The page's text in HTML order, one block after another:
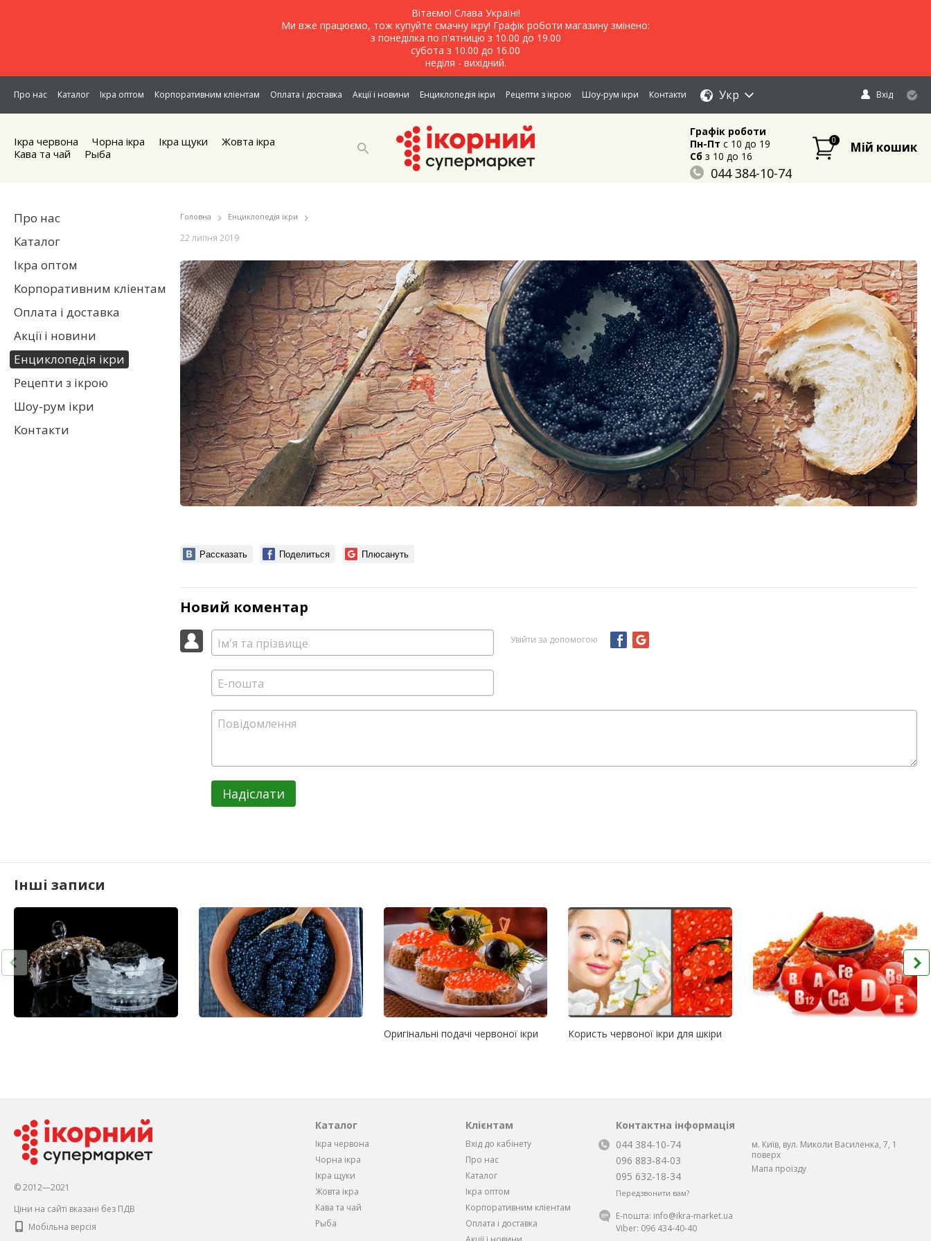
Вітаємо! Слава Україні!
Ми вже працюємо, тож купуйте смачну ікру! Графік роботи магазину змінено:
з понеділка по п'ятницю з 10.00 до 19.00
субота з 10.00 до 16.00
неділя - вихідний.
Про нас Каталог Ікра оптом Корпоративним кліентам Оплата і доставка Акції і новини Енциклопедія ікри Рецепти з ікрою Шоу-рум ікри Контакти Укр Вхід
Ікра червона Чорна iкра Iкра щуки
Жовта iкра
Кава та чай
Рыба
Графік роботи
Пн-Пт c 10 до 19
Сбз 10 до 16
044 384-10-74
0 Мій кошик
Головна Енциклопедія ікри
22 липня 2019
Рассказать Поделиться Плюсануть
Новий коментар
Увійти за допомогою
Надіслати
Про нас
Каталог
Ікра оптом
Корпоративним кліентам
Оплата і доставка
Акції і новини
Енциклопедія ікри
Рецепти з ікрою
Шоу-рум ікри
Контакти
Інші записи
Оригінальні подачі червоної ікри Користь червоної ікри для шкіри
© 2012—2021
Ціни на сайті вказані без ПДВ
Мобільна версія
Каталог
Ікра червона
Чорна iкра
Iкра щуки
Жовта iкра
Кава та чай
Рыба
Клієнтам
Вхід до кабінету
Про нас
Каталог
Ікра оптом
Корпоративним кліентам
Оплата і доставка
Контактна інформація
044 384-10-74
096 883-84-03
095 632-18-34
Передзвонити вам?
м. Київ, вул. Миколи Василенка, 7, 1
поверх
Мапа проїзду
Е-пошта: info@ikra-market.ua
Viber: 096 434-40-40